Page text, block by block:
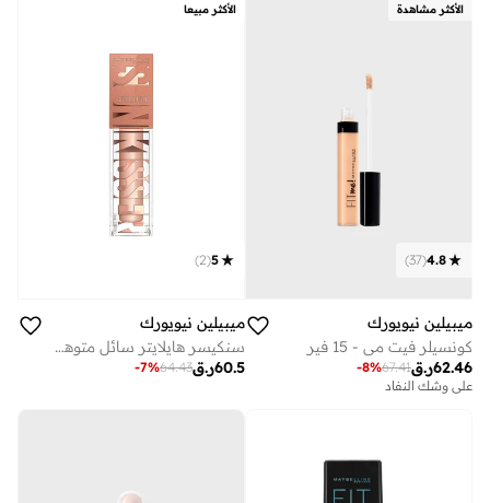
الأكثر مشاهدة
4.8
(
37
)
ميبيلين نيويورك
كونسيلر فيت مي - 15 فير
ر.ق62.46
67.41
-8%
على وشك النفاد
الأكثر مبيعا
5
(
2
)
ميبيلين نيويورك
سنكيسر هايلايتر سائل متوهج، 20 قبلة من اللمعان.
ر.ق60.5
64.43
-7%